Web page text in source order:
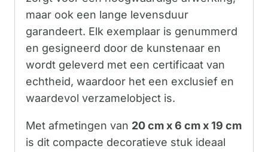
maar ook een lange levensduur
garandeert. Elk exemplaar is genummerd
en gesigneerd door de kunstenaar en
wordt geleverd met een certificaat van
echtheid, waardoor het een exclusief en
waardevol verzamelobject is.
Met afmetingen van 20 cm x 6 cm x 19 cm
is dit compacte decoratieve stuk ideaal